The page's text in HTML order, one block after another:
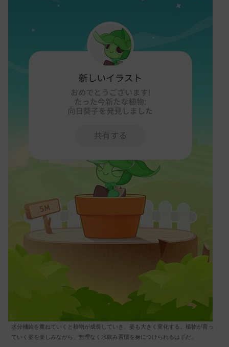
水分補給を重ねていくと植物が成長していき、姿も大きく変化する。植物が育っ
ていく姿を楽しみながら、無理なく水飲み習慣を身につけられるはずだ。